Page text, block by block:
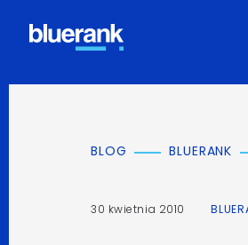
BLOG BLUERANK
30 kwietnia 2010